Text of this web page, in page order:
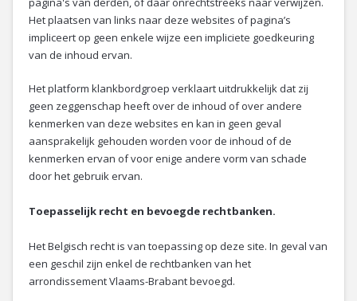
Het plaatsen van links naar deze websites of pagina’s
impliceert op geen enkele wijze een impliciete goedkeuring
van de inhoud ervan.
Het platform klankbordgroep verklaart uitdrukkelijk dat zij
geen zeggenschap heeft over de inhoud of over andere
kenmerken van deze websites en kan in geen geval
aansprakelijk gehouden worden voor de inhoud of de
kenmerken ervan of voor enige andere vorm van schade
door het gebruik ervan.
Toepasselijk recht en bevoegde rechtbanken.
Het Belgisch recht is van toepassing op deze site. In geval van
een geschil zijn enkel de rechtbanken van het
arrondissement Vlaams-Brabant bevoegd.